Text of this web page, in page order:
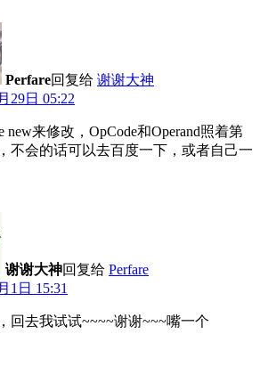
Perfare回复给 谢谢大神
29日 05:22
new来修改，OpCode和Operand照着第
不会的话可以去百度一下，或者自己一
谢谢大神回复给 Perfare
1日 15:31
回去我试试~~~~谢谢~~~嘴一个